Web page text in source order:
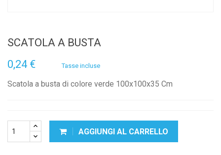
SCATOLA A BUSTA
0,24 €
Tasse incluse
Scatola a busta di colore verde 100x100x35 Cm
AGGIUNGI AL CARRELLO